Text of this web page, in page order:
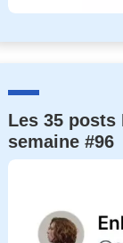
Les 35
semaine #96